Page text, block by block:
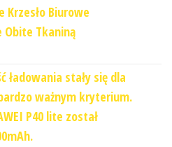
Krzesło Biurowe
Obite Tkaniną
ładowania stały się dla
ważnym kryterium.
P40 lite został